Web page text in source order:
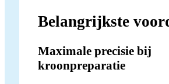
Belangrijkste
Maximale precisie bij
kroonpreparatie